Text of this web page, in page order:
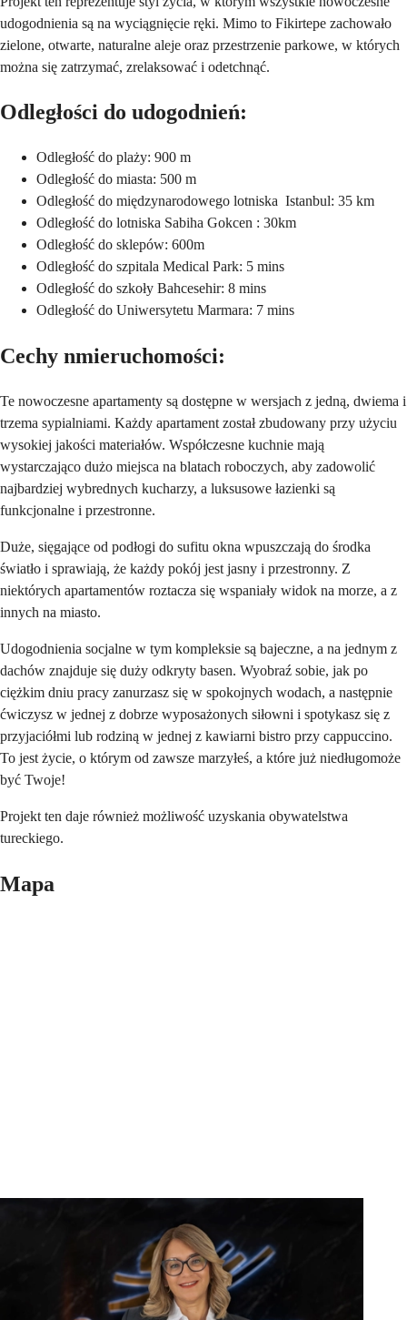
udogodnienia są na wyciągnięcie ręki. Mimo to Fikirtepe zachowało
zielone, otwarte, naturalne aleje oraz przestrzenie parkowe, w których
można się zatrzymać, zrelaksować i odetchnąć.
Odległości do udogodnień:
Odległość do plaży: 900 m
Odległość do miasta: 500 m
Odległość do międzynarodowego lotniska Istanbul: 35 km
Odległość do lotniska Sabiha Gokcen : 30km
Odległość do sklepów: 600m
Odległość do szpitala Medical Park: 5 mins
Odległość do szkoły Bahcesehir: 8 mins
Odległość do Uniwersytetu Marmara: 7 mins
Cechy nmieruchomości:
Te nowoczesne apartamenty są dostępne w wersjach z jedną, dwiema i
trzema sypialniami. Każdy apartament został zbudowany przy użyciu
wysokiej jakości materiałów. Współczesne kuchnie mają
wystarczająco dużo miejsca na blatach roboczych, aby zadowolić
najbardziej wybrednych kucharzy, a luksusowe łazienki są
funkcjonalne i przestronne.
Duże, sięgające od podłogi do sufitu okna wpuszczają do środka
światło i sprawiają, że każdy pokój jest jasny i przestronny. Z
niektórych apartamentów roztacza się wspaniały widok na morze, a z
innych na miasto.
Udogodnienia socjalne w tym kompleksie są bajeczne, a na jednym z
dachów znajduje się duży odkryty basen. Wyobraź sobie, jak po
ciężkim dniu pracy zanurzasz się w spokojnych wodach, a następnie
ćwiczysz w jednej z dobrze wyposażonych siłowni i spotykasz się z
przyjaciółmi lub rodziną w jednej z kawiarni bistro przy cappuccino.
To jest życie, o którym od zawsze marzyłeś, a które już niedługomoże
być Twoje!
Projekt ten daje również możliwość uzyskania obywatelstwa
tureckiego.
Mapa